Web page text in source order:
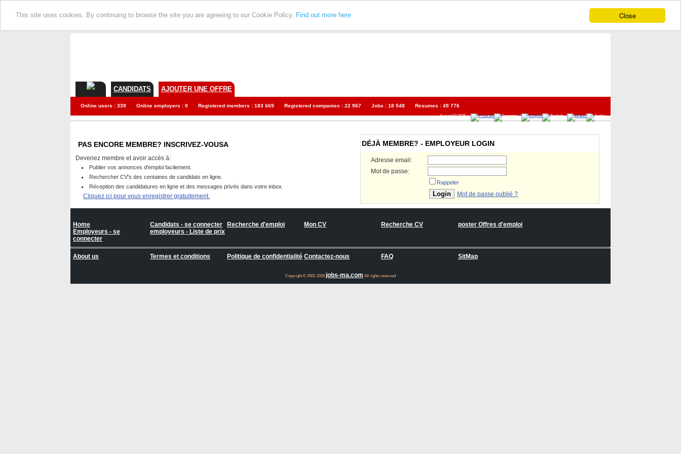
Close
This site uses cookies. By continuing to browse the site you are agreeing to our Cookie Policy. Find out more here
CANDIDATS AJOUTER UNE OFFRE
Online users : 339 Online employers : 0 Registered members : 183 669 Registered companies : 22 967 Jobs : 18 548 Resumes : 49 776
August 07 2026
PAS ENCORE MEMBRE? INSCRIVEZ-VOUSA
Devenez membre et avoir accès à:
Publier vos annonces d'emploi facilement.
Rechercher CV's des centaines de candidats en ligne.
Réception des candidatures en ligne et des messages privés dans votre inbox.
Cliquez ici pour vous enregistrer gratuitement.
DÉJÀ MEMBRE? - EMPLOYEUR LOGIN
Adresse email:
Mot de passe:
Rappeler
Mot de passe oublié ?
Home Candidats - se connecter Recherche d'emploi Mon CV Recherche CV
poster Offres d'emploi
Employeurs - se
connecter
employeurs - Liste de prix
About us Termes et conditions Politique de confidentialité Contactez-nous FAQ SitMap
Copyright © 2002-2026 jobs-ma.com All rights reserved